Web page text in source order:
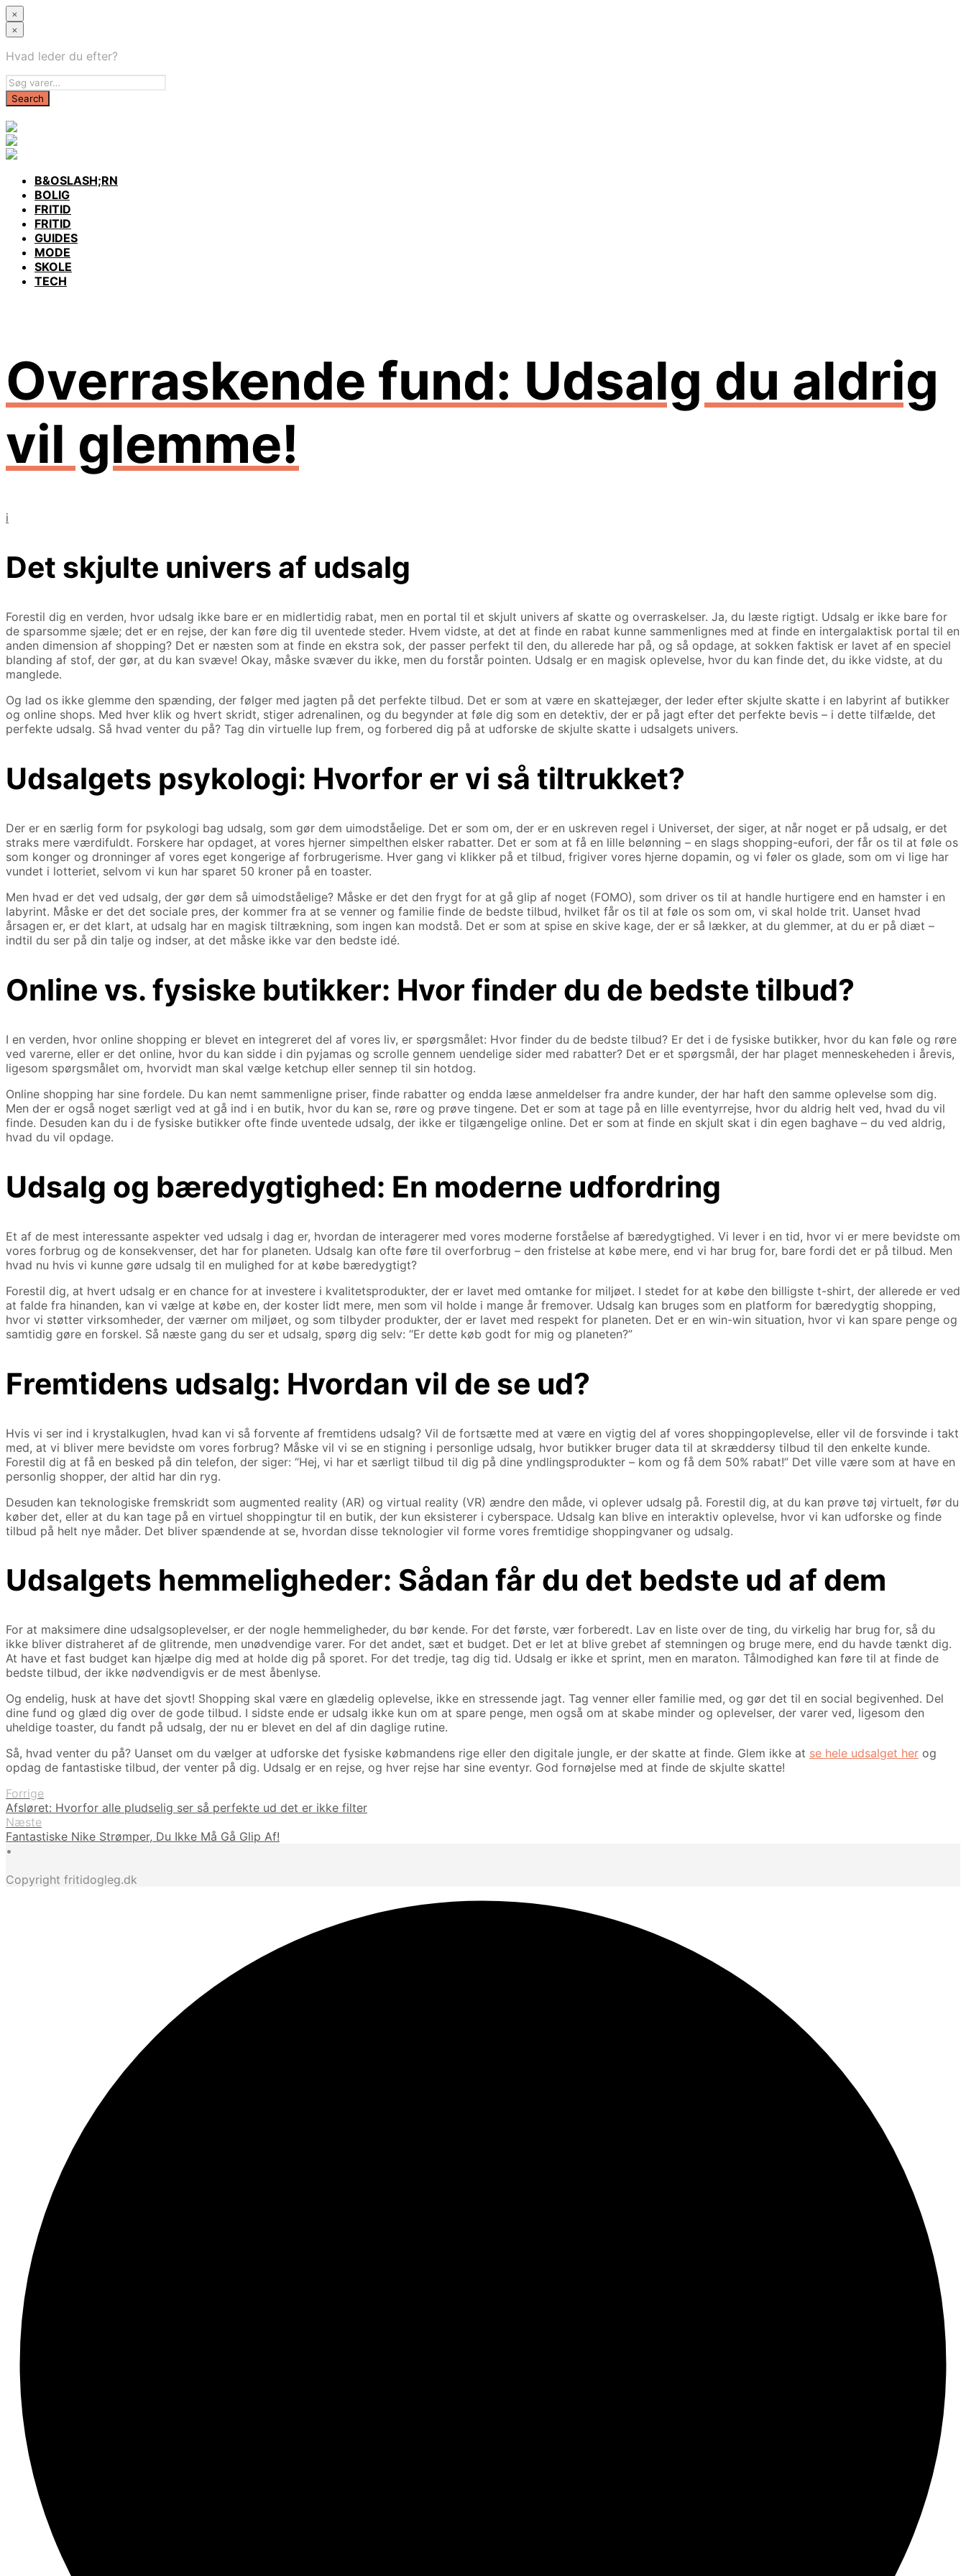
×
×
Hvad leder du efter?
B&OSLASH;RN
BOLIG
FRITID
FRITID
GUIDES
MODE
SKOLE
TECH
Overraskende fund: Udsalg du aldrig
vil glemme!
i
Det skjulte univers af udsalg
Forestil dig en verden, hvor udsalg ikke bare er en midlertidig rabat, men en portal til et skjult univers af skatte og overraskelser. Ja, du læste rigtigt. Udsalg er ikke bare for
de sparsomme sjæle; det er en rejse, der kan føre dig til uventede steder. Hvem vidste, at det at finde en rabat kunne sammenlignes med at finde en intergalaktisk portal til en
anden dimension af shopping? Det er næsten som at finde en ekstra sok, der passer perfekt til den, du allerede har på, og så opdage, at sokken faktisk er lavet af en speciel
blanding af stof, der gør, at du kan svæve! Okay, måske svæver du ikke, men du forstår pointen. Udsalg er en magisk oplevelse, hvor du kan finde det, du ikke vidste, at du
manglede.
Og lad os ikke glemme den spænding, der følger med jagten på det perfekte tilbud. Det er som at være en skattejæger, der leder efter skjulte skatte i en labyrint af butikker
og online shops. Med hver klik og hvert skridt, stiger adrenalinen, og du begynder at føle dig som en detektiv, der er på jagt efter det perfekte bevis – i dette tilfælde, det
perfekte udsalg. Så hvad venter du på? Tag din virtuelle lup frem, og forbered dig på at udforske de skjulte skatte i udsalgets univers.
Udsalgets psykologi: Hvorfor er vi så tiltrukket?
Der er en særlig form for psykologi bag udsalg, som gør dem uimodståelige. Det er som om, der er en uskreven regel i Universet, der siger, at når noget er på udsalg, er det
straks mere værdifuldt. Forskere har opdaget, at vores hjerner simpelthen elsker rabatter. Det er som at få en lille belønning – en slags shopping-eufori, der får os til at føle os
som konger og dronninger af vores eget kongerige af forbrugerisme. Hver gang vi klikker på et tilbud, frigiver vores hjerne dopamin, og vi føler os glade, som om vi lige har
vundet i lotteriet, selvom vi kun har sparet 50 kroner på en toaster.
Men hvad er det ved udsalg, der gør dem så uimodståelige? Måske er det den frygt for at gå glip af noget (FOMO), som driver os til at handle hurtigere end en hamster i en
labyrint. Måske er det det sociale pres, der kommer fra at se venner og familie finde de bedste tilbud, hvilket får os til at føle os som om, vi skal holde trit. Uanset hvad
årsagen er, er det klart, at udsalg har en magisk tiltrækning, som ingen kan modstå. Det er som at spise en skive kage, der er så lækker, at du glemmer, at du er på diæt –
indtil du ser på din talje og indser, at det måske ikke var den bedste idé.
Online vs. fysiske butikker: Hvor finder du de bedste tilbud?
I en verden, hvor online shopping er blevet en integreret del af vores liv, er spørgsmålet: Hvor finder du de bedste tilbud? Er det i de fysiske butikker, hvor du kan føle og røre
ved varerne, eller er det online, hvor du kan sidde i din pyjamas og scrolle gennem uendelige sider med rabatter? Det er et spørgsmål, der har plaget menneskeheden i årevis,
ligesom spørgsmålet om, hvorvidt man skal vælge ketchup eller sennep til sin hotdog.
Online shopping har sine fordele. Du kan nemt sammenligne priser, finde rabatter og endda læse anmeldelser fra andre kunder, der har haft den samme oplevelse som dig.
Men der er også noget særligt ved at gå ind i en butik, hvor du kan se, røre og prøve tingene. Det er som at tage på en lille eventyrrejse, hvor du aldrig helt ved, hvad du vil
finde. Desuden kan du i de fysiske butikker ofte finde uventede udsalg, der ikke er tilgængelige online. Det er som at finde en skjult skat i din egen baghave – du ved aldrig,
hvad du vil opdage.
Udsalg og bæredygtighed: En moderne udfordring
Et af de mest interessante aspekter ved udsalg i dag er, hvordan de interagerer med vores moderne forståelse af bæredygtighed. Vi lever i en tid, hvor vi er mere bevidste om
vores forbrug og de konsekvenser, det har for planeten. Udsalg kan ofte føre til overforbrug – den fristelse at købe mere, end vi har brug for, bare fordi det er på tilbud. Men
hvad nu hvis vi kunne gøre udsalg til en mulighed for at købe bæredygtigt?
Forestil dig, at hvert udsalg er en chance for at investere i kvalitetsprodukter, der er lavet med omtanke for miljøet. I stedet for at købe den billigste t-shirt, der allerede er ved
at falde fra hinanden, kan vi vælge at købe en, der koster lidt mere, men som vil holde i mange år fremover. Udsalg kan bruges som en platform for bæredygtig shopping,
hvor vi støtter virksomheder, der værner om miljøet, og som tilbyder produkter, der er lavet med respekt for planeten. Det er en win-win situation, hvor vi kan spare penge og
samtidig gøre en forskel. Så næste gang du ser et udsalg, spørg dig selv: “Er dette køb godt for mig og planeten?”
Fremtidens udsalg: Hvordan vil de se ud?
Hvis vi ser ind i krystalkuglen, hvad kan vi så forvente af fremtidens udsalg? Vil de fortsætte med at være en vigtig del af vores shoppingoplevelse, eller vil de forsvinde i takt
med, at vi bliver mere bevidste om vores forbrug? Måske vil vi se en stigning i personlige udsalg, hvor butikker bruger data til at skræddersy tilbud til den enkelte kunde.
Forestil dig at få en besked på din telefon, der siger: “Hej, vi har et særligt tilbud til dig på dine yndlingsprodukter – kom og få dem 50% rabat!” Det ville være som at have en
personlig shopper, der altid har din ryg.
Desuden kan teknologiske fremskridt som augmented reality (AR) og virtual reality (VR) ændre den måde, vi oplever udsalg på. Forestil dig, at du kan prøve tøj virtuelt, før du
køber det, eller at du kan tage på en virtuel shoppingtur til en butik, der kun eksisterer i cyberspace. Udsalg kan blive en interaktiv oplevelse, hvor vi kan udforske og finde
tilbud på helt nye måder. Det bliver spændende at se, hvordan disse teknologier vil forme vores fremtidige shoppingvaner og udsalg.
Udsalgets hemmeligheder: Sådan får du det bedste ud af dem
For at maksimere dine udsalgsoplevelser, er der nogle hemmeligheder, du bør kende. For det første, vær forberedt. Lav en liste over de ting, du virkelig har brug for, så du
ikke bliver distraheret af de glitrende, men unødvendige varer. For det andet, sæt et budget. Det er let at blive grebet af stemningen og bruge mere, end du havde tænkt dig.
At have et fast budget kan hjælpe dig med at holde dig på sporet. For det tredje, tag dig tid. Udsalg er ikke et sprint, men en maraton. Tålmodighed kan føre til at finde de
bedste tilbud, der ikke nødvendigvis er de mest åbenlyse.
Og endelig, husk at have det sjovt! Shopping skal være en glædelig oplevelse, ikke en stressende jagt. Tag venner eller familie med, og gør det til en social begivenhed. Del
dine fund og glæd dig over de gode tilbud. I sidste ende er udsalg ikke kun om at spare penge, men også om at skabe minder og oplevelser, der varer ved, ligesom den
uheldige toaster, du fandt på udsalg, der nu er blevet en del af din daglige rutine.
Så, hvad venter du på? Uanset om du vælger at udforske det fysiske købmandens rige eller den digitale jungle, er der skatte at finde. Glem ikke at se hele udsalget her og
opdag de fantastiske tilbud, der venter på dig. Udsalg er en rejse, og hver rejse har sine eventyr. God fornøjelse med at finde de skjulte skatte!
Forrige
Afsløret: Hvorfor alle pludselig ser så perfekte ud det er ikke filter
Næste
Fantastiske Nike Strømper, Du Ikke Må Gå Glip Af!
•
Copyright fritidogleg.dk